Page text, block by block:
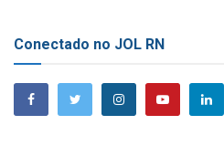
Conectado no JOL RN